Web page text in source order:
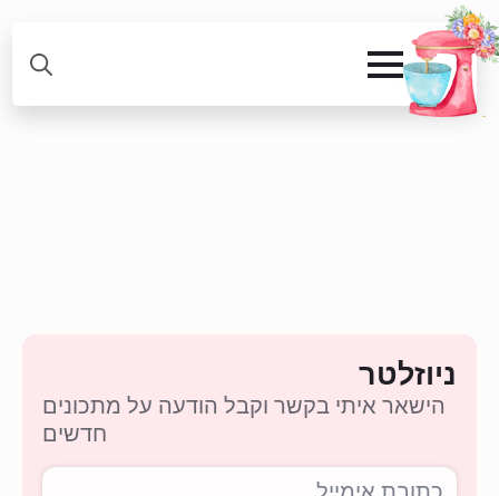
ניוזלטר
הישאר איתי בקשר וקבל הודעה על מתכונים
חדשים